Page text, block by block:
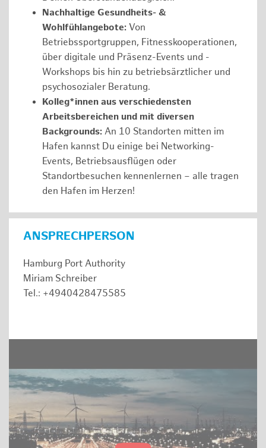
Nachhaltige Gesundheits- &
Wohlfühlangebote: Von
Betriebssportgruppen, Fitnesskooperationen,
über digitale und Präsenz-Events und -
Workshops bis hin zu betriebsärztlicher und
psychosozialer Beratung.
Kolleg*innen aus verschiedensten
Arbeitsbereichen und mit diversen
Backgrounds: An 10 Standorten mitten im
Hafen kannst Du einige bei Networking-
Events, Betriebsausflügen oder
Standortbesuchen kennenlernen – alle tragen
den Hafen im Herzen!
ANSPRECHPERSON
Hamburg Port Authority
Miriam Schreiber
Tel.: +4940428475585